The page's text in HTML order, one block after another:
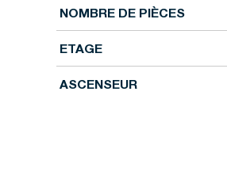
NOMBRE DE PIÈCES
ETAGE
ASCENSEUR